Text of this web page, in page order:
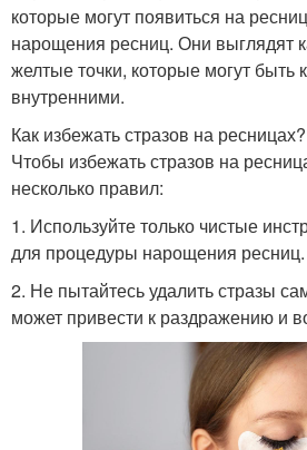
которые могут появиться на
нарощения ресниц. Они выглядят
желтые точки, которые могут быть
внутренними.
Как избежать стразов на ресницах?
Чтобы избежать стразов на
несколько правил:
1. Используйте только чистые
для процедуры нарощения ресниц.
2. Не пытайтесь удалить стразы
может привести к раздражению и